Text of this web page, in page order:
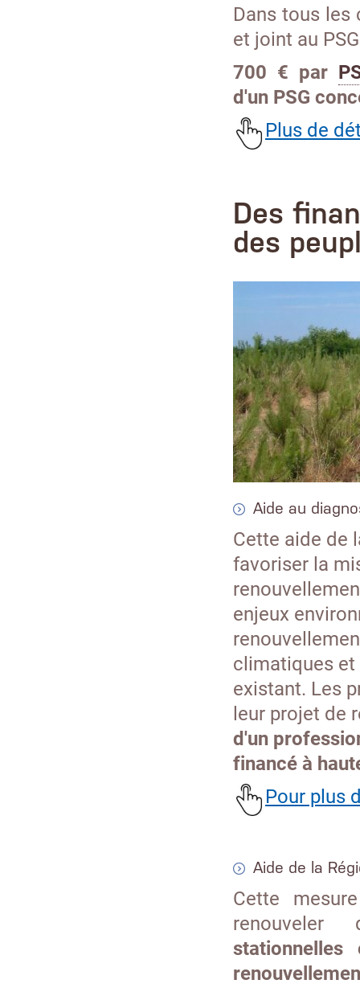
Dans tous
et joint au
700 € par
d'un PSG
Plus de
Des
des
Aide au
Cette aide de
favoriser la
enjeux
climatiques et
existant. Les
leur projet de
d'un
financé à
Pour plus
Aide de la
Cette